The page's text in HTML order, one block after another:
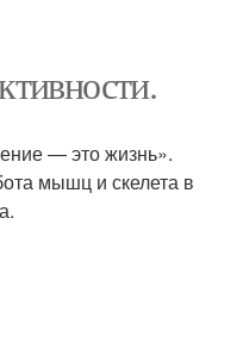
— это жизнь».
мышц и скелета в